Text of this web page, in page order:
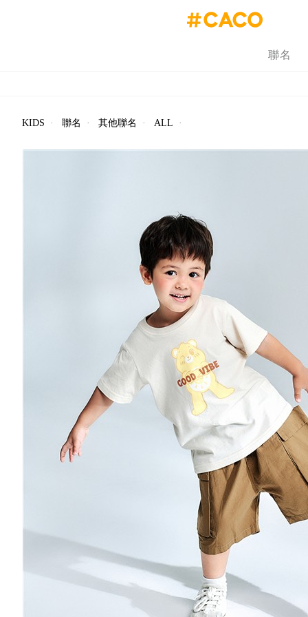
聯名
KIDS · 聯名 · 其他聯名 · ALL ·